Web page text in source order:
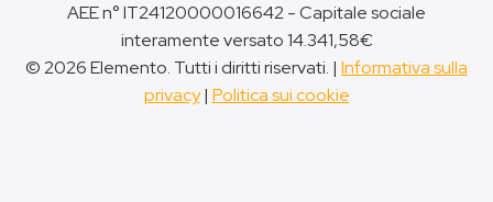
AEE n° IT24120000016642 - Capitale sociale
interamente versato 14.341,58€
© 2026 Elemento. Tutti i diritti riservati. | Informativa sulla
privacy| Politica sui cookie